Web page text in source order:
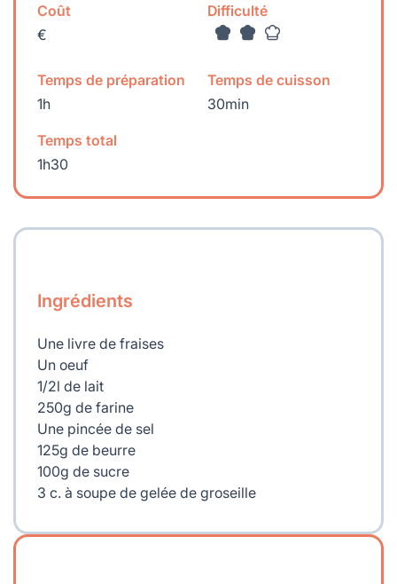
Coût
€
Difficulté
Temps de préparation
1h
Temps de cuisson
30min
Temps total
1h30
Ingrédients
Une livre de fraises
Un oeuf
1/2l de lait
250g de farine
Une pincée de sel
125g de beurre
100g de sucre
3 c. à soupe de gelée de groseille